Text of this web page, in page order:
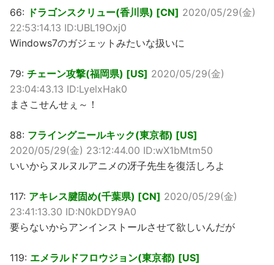
66: ドラゴンスクリュー(香川県) [CN] 2020/05/29(金)
22:53:14.13 ID:UBL19Oxj0
Windows7のガジェットみたいな扱いに
79: チェーン攻撃(福岡県) [US] 2020/05/29(金)
23:04:43.13 ID:LyelxHak0
まさこせんせぇ～！
88: フライングニールキック(東京都) [US]
2020/05/29(金) 23:12:44.00 ID:wX1bMtm50
いいからヌルヌルアニメの冴子先生を復活しろよ
117: アキレス腱固め(千葉県) [CN] 2020/05/29(金)
23:41:13.30 ID:N0kDDY9A0
要らないからアンインストールさせて欲しいんだが
119: エメラルドフロウジョン(東京都) [US]